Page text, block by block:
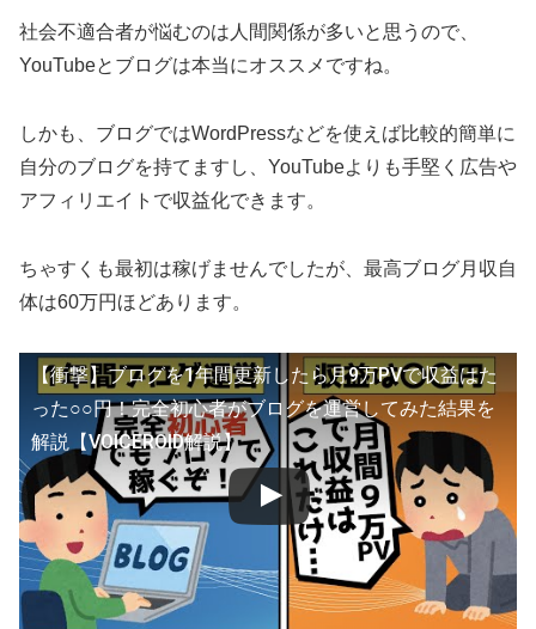
社会不適合者が悩むのは人間関係が多いと思うので、
YouTubeとブログは本当にオススメですね。
しかも、ブログではWordPressなどを使えば比較的簡単に
自分のブログを持てますし、YouTubeよりも手堅く広告や
アフィリエイトで収益化できます。
ちゃすくも最初は稼げませんでしたが、最高ブログ月収自
体は60万円ほどあります。
【衝撃】ブログを1年間更新したら月9万PVで収益はた
った○○円！完全初心者がブログを運営してみた結果を
解説【VOICEROID解説】